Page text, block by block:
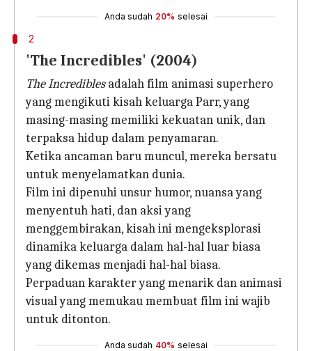
Anda sudah 20% selesai
2
'The Incredibles' (2004)
The Incrediblesadalah film animasi superhero
yang mengikuti kisah keluarga Parr, yang
masing-masing memiliki kekuatan unik, dan
terpaksa hidup dalam penyamaran.
Ketika ancaman baru muncul, mereka bersatu
untuk menyelamatkan dunia.
Film ini dipenuhi unsur humor, nuansa yang
menyentuh hati, dan aksi yang
menggembirakan, kisah ini mengeksplorasi
dinamika keluarga dalam hal-hal luar biasa
yang dikemas menjadi hal-hal biasa.
Perpaduan karakter yang menarik dan animasi
visual yang memukau membuat film ini wajib
untuk ditonton.
Anda sudah 40% selesai